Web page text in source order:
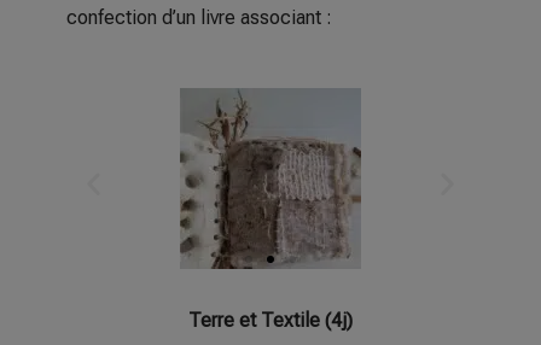
confection d’un livre associant :
Terre et Textile (4j)